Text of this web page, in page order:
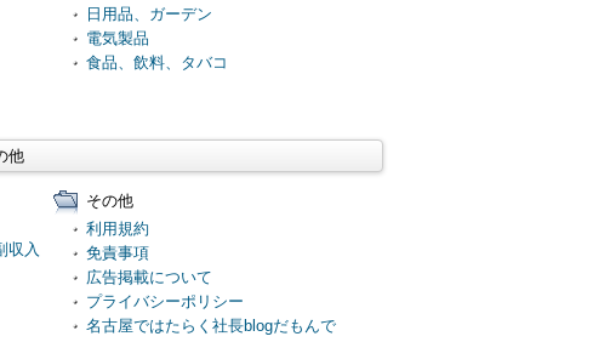
日用品、ガーデン
電気製品
食品、飲料、タバコ
他
収入
その他
利用規約
免責事項
広告掲載について
プライバシーポリシー
名古屋ではたらく社長blogだもんで